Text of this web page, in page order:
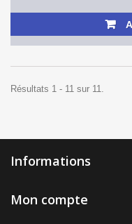
Résultats 1 - 11 sur 11.
Informations
Mon compte